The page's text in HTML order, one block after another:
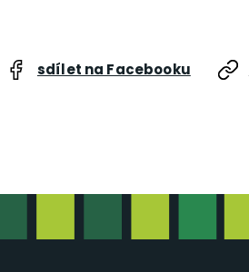
sdílet na Facebooku